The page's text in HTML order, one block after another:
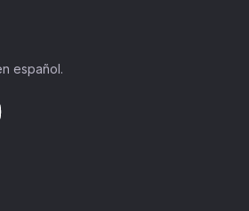
español.